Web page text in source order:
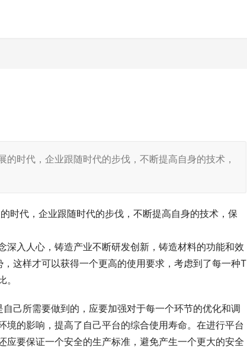
时代，企业跟随时代的步伐，不断提高自身的技术，
时代，企业跟随时代的步伐，不断提高自身的技术，保
入人心，铸造产业不断研发创新，铸造材料的功能和效
这样才可以获得一个更高的使用要求，考虑到了每一种T
己所需要做到的，应要加强对于每一个环节的优化和调
的影响，提高了自己平台的综合使用寿命。在进行平台
要保证一个安全的生产标准，避免产生一个更大的安全